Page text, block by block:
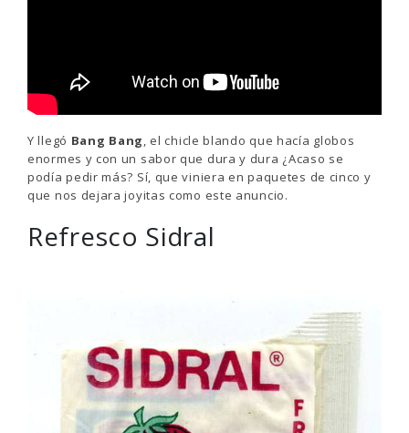
Y llegó Bang Bang, el chicle blando que hacía globos
enormes y con un sabor que dura y dura ¿Acaso se
podía pedir más? Sí, que viniera en paquetes de cinco y
que nos dejara joyitas como este anuncio.
Refresco Sidral